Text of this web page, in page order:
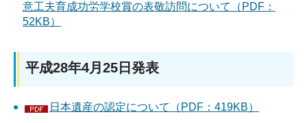
意工夫育成功労学校賞の表敬訪問について（PDF：
52KB）
平成28年4月25日発表
日本遺産の認定について（PDF：419KB）